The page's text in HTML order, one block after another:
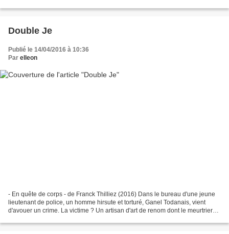
Double Je
Publié le 14/04/2016 à 10:36
Par elleon
- En quête de corps - de Franck Thilliez (2016) Dans le bureau d'une jeune
lieutenant de police, un homme hirsute et torturé, Ganel Todanais, vient
d'avouer un crime. La victime ? Un artisan d'art de renom dont le meurtrier